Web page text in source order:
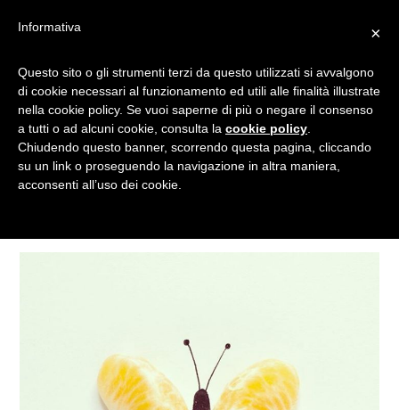
IMMAGINI
Tagged
×
Informativa
Questo sito o gli strumenti terzi da questo utilizzati si avvalgono
di cookie necessari al funzionamento ed utili alle finalità illustrate
nella cookie policy. Se vuoi saperne di più o negare il consenso
a tutti o ad alcuni cookie, consulta la cookie policy
Chiudendo questo banner, scorrendo questa pagina, cliccando
su un link o proseguendo la navigazione in altra maniera,
acconsenti all’uso dei cookie.